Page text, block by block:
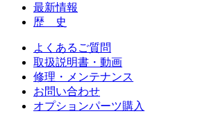
最新情報
歴 史
よくあるご質問
取扱説明書・動画
修理・メンテナンス
お問い合わせ
オプションパーツ購入